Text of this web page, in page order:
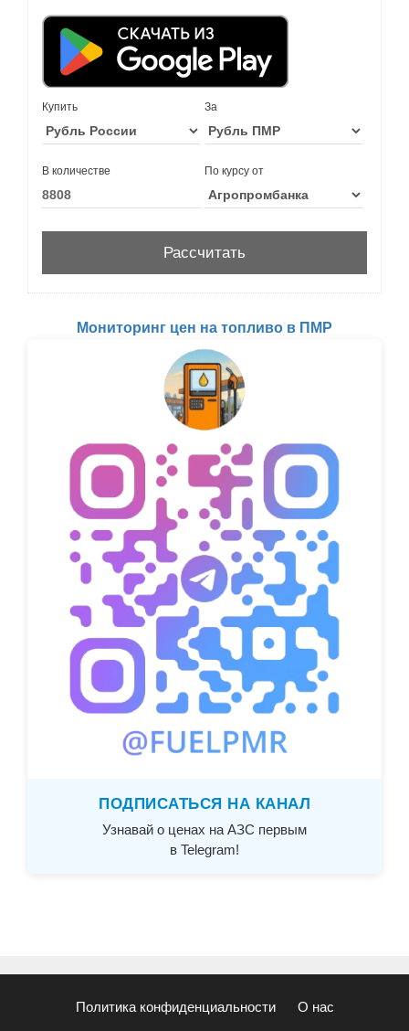
Купить За
В количестве По курсу от
Мониторинг цен на топливо в ПМР
ПОДПИСАТЬСЯ НА КАНАЛ
Узнавай о ценах на АЗС первым
в Telegram!
Политика конфиденциальности О нас